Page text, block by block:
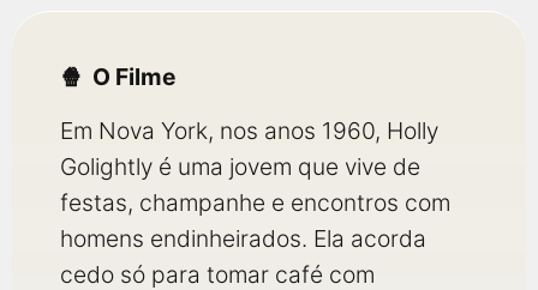
O Filme
Em Nova York, nos anos 1960, Holly
Golightly é uma jovem que vive de
festas, champanhe e encontros com
homens endinheirados. Ela acorda
cedo só para tomar café com